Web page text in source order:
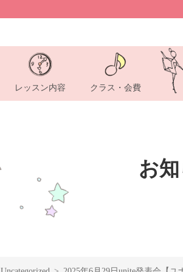
2025年10
レッスン内容 クラス・会費